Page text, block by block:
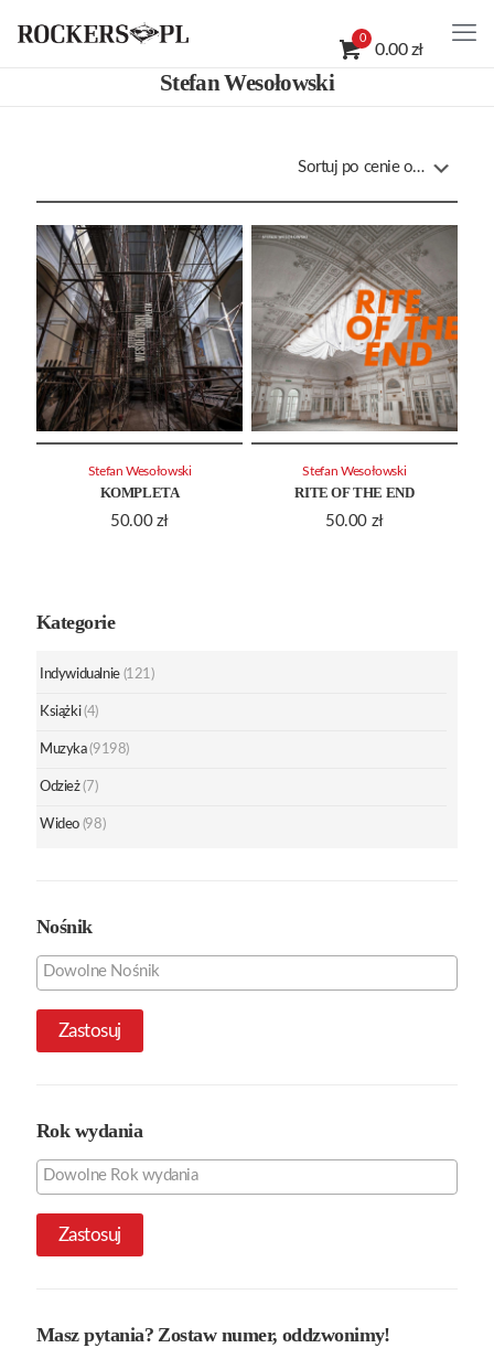
0
0.00 zł
Stefan Wesołowski
KOMPLETA
50.00 zł
Stefan Wesołowski
RITE OF THE END
50.00 zł
Stefan Wesołowski
Kategorie
Indywidualnie (121)
Książki (4)
Muzyka (9198)
Odzież (7)
Wideo (98)
Nośnik
Zastosuj
Rok wydania
Zastosuj
Masz pytania? Zostaw numer, oddzwonimy!